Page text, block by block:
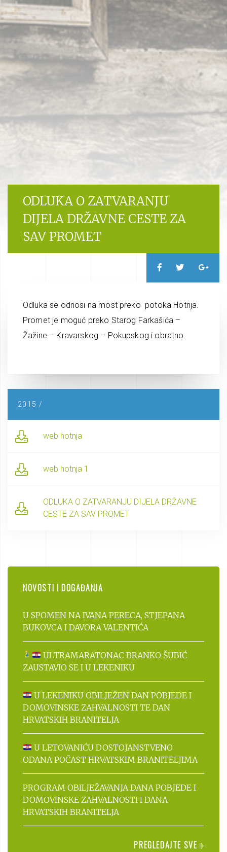
ODLUKA O ZATVARANJU
DIJELA DRŽAVNE CESTE ZA
SAV PROMET
Odluka se odnosi na most preko potoka Hotnja.
Promet je moguć preko Starog Farkašića –
Žažine – Kravarskog – Pokupskog i obratno.
2015 /
web hotnja
web hotnja 1
ODLUKA O ZATVARANJU DIJELA DRŽAVNE
CESTE ZA SAV PROMET
NOVOSTI I DOGAĐANJA
U SPOMEN NA IVANA PERECA, STJEPANA
BUKOVCA I DAVORA VALENTIĆA
ULTRAMARATONAC BRANKO ŠUBIĆ
ZAUSTAVIO SE I U LEKENIKU
U LEKENIKU OBILJEŽEN DAN POBJEDE I
DOMOVINSKE ZAHVALNOSTI TE DAN
HRVATSKIH BRANITELJA
U LETOVANIĆU DOSTOJANSTVENO
ODANA POČAST HRVATSKIM BRANITELJIMA
PROGRAM OBILJEŽAVANJA DANA POBJEDE I
DOMOVINSKE ZAHVALNOSTI I DANA
HRVATSKIH BRANITELJA
PREGLEDAJTE SVE